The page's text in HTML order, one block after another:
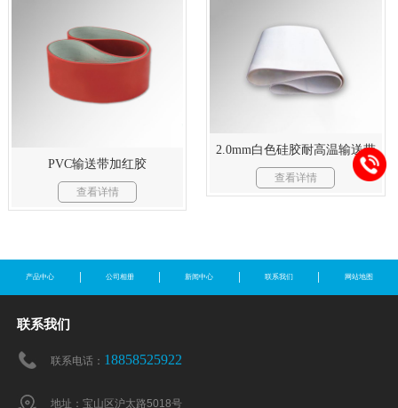
PVC输送带加红胶
查看详情
2.0mm白色硅胶耐高温输送带
查看详情
产品中心 公司相册 新闻中心 联系我们 网站地图
联系我们
联系电话： 18858525922
地址：宝山区沪太路5018号